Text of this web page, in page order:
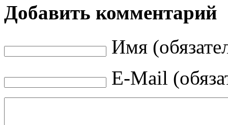
Добавить комментарий
Имя
E-Mail